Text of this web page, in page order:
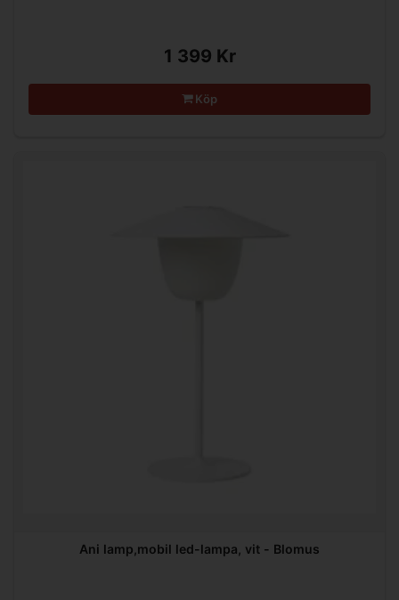
1 399 Kr
Köp
Ani lamp,mobil led-lampa, vit - Blomus